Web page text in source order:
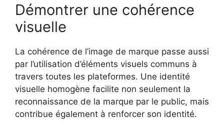
Démontrer une cohérence
visuelle
La cohérence de l’image de marque passe aussi
par l’utilisation d’éléments visuels communs à
travers toutes les plateformes. Une identité
visuelle homogène facilite non seulement la
reconnaissance de la marque par le public, mais
contribue également à renforcer son identité.